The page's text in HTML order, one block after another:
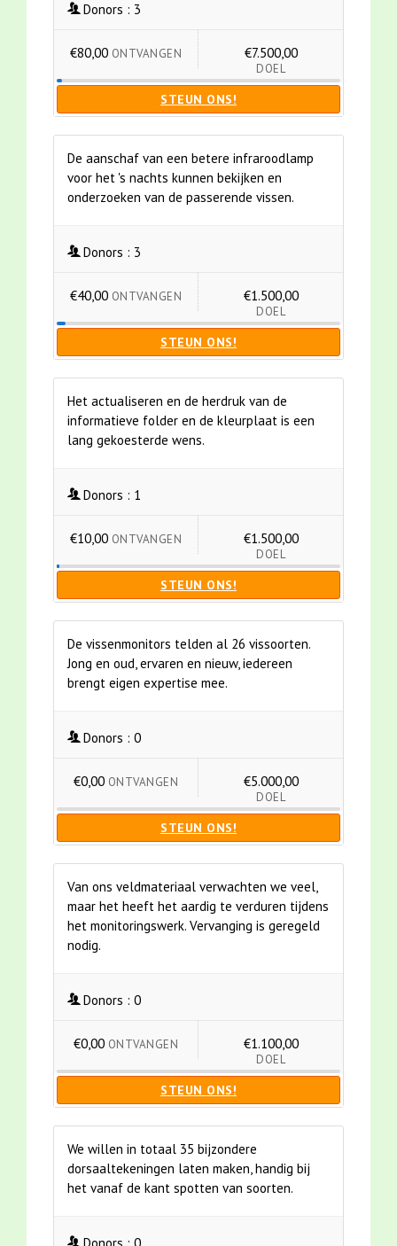
Donors : 3
€80,00 ONTVANGEN €7.500,00
DOEL
STEUN ONS!
De aanschaf van een betere infraroodlamp
voor het 's nachts kunnen bekijken en
onderzoeken van de passerende vissen.
Donors : 3
€40,00 ONTVANGEN €1.500,00
DOEL
STEUN ONS!
Het actualiseren en de herdruk van de
informatieve folder en de kleurplaat is een
lang gekoesterde wens.
Donors : 1
€10,00 ONTVANGEN €1.500,00
DOEL
STEUN ONS!
De vissenmonitors telden al 26 vissoorten.
Jong en oud, ervaren en nieuw, iedereen
brengt eigen expertise mee.
Donors : 0
€0,00 ONTVANGEN €5.000,00
DOEL
STEUN ONS!
Van ons veldmateriaal verwachten we veel,
maar het heeft het aardig te verduren tijdens
het monitoringswerk. Vervanging is geregeld
nodig.
Donors : 0
€0,00 ONTVANGEN €1.100,00
DOEL
STEUN ONS!
We willen in totaal 35 bijzondere
dorsaaltekeningen laten maken, handig bij
het vanaf de kant spotten van soorten.